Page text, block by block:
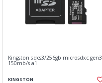
Kingston sdcs3/256gb microsdxc gen3
150mb/s a1
KINGSTON